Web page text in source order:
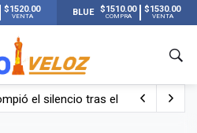
$1520.00
VENTA BLUE $1510.00
COMPRA
$1530.00
VENTA
el silencio tras el incidente con